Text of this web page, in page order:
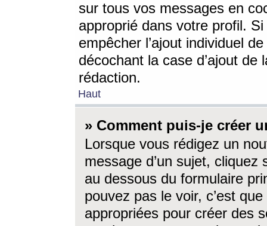
sur tous vos messages en
approprié dans votre profil.
empêcher l’ajout individuel
décochant la case d’ajout
rédaction.
Haut
» Comment puis-je créer
Lorsque vous rédigez un
message d’un sujet, cliquez
au dessous du formulaire
pouvez pas le voir, c’est
appropriées pour créer des